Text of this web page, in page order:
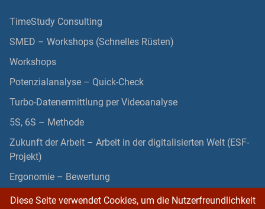
TimeStudy Consulting
SMED – Workshops (Schnelles Rüsten)
Workshops
Potenzialanalyse – Quick-Check
Turbo-Datenermittlung per Videoanalyse
5S, 6S – Methode
Zukunft der Arbeit – Arbeit in der digitalisierten Welt (ESF-
Projekt)
Ergonomie – Bewertung
Diese Seite verwendet Cookies, um die Nutzerfreundlichkeit